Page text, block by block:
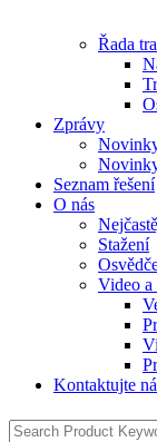
Řada
Zprávy
Seznam řešení
O nás
Stažení
Video a
Kontaktujte